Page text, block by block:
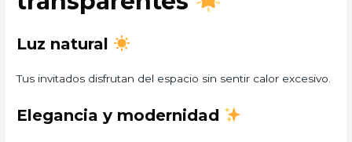
Luz natural
Tus invitados disfrutan del espacio sin sentir calor excesivo.
Elegancia y modernidad